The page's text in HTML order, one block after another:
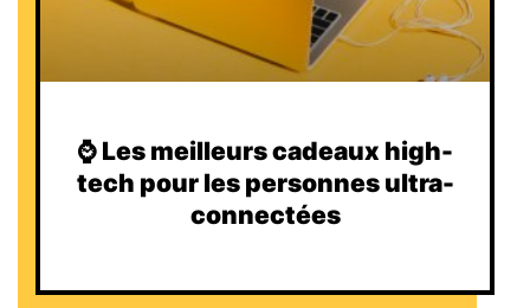
⌚️ Les meilleurs cadeaux high-
tech pour les personnes ultra-
connectées